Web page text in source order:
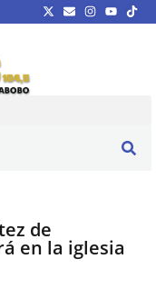
de
en la iglesia